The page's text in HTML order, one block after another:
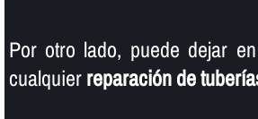
Por otro lado, puede dejar
cualquierreparación de